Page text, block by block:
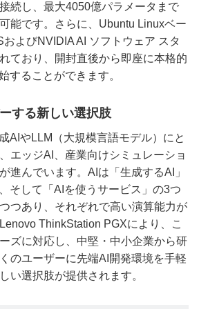
続し、最大4050億パラメータまで
能です。さらに、Ubuntu Linuxベー
よびNVIDIA AI ソフトウェア スタ
ており、開封直後から即座に本格的
することができます。
する新しい選択肢
AIやLLM（大規模言語モデル）にと
エッジAI、産業向けシミュレーショ
進んでいます。AIは「生成するAI」
そして「AIを使うサービス」の3つ
つあり、それぞれで高い演算能力が
ThinkStation PGXにより、こ
ズに対応し、中堅・中小企業から研
のユーザーに先端AI開発環境を手軽
い選択肢が提供されます。